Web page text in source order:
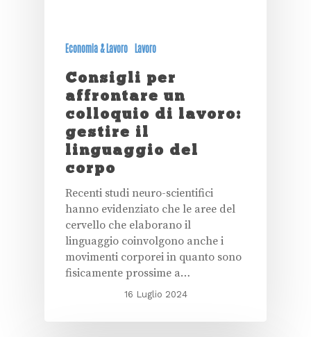
Economia & Lavoro Lavoro
Consigli per
affrontare un
colloquio di lavoro:
gestire il
linguaggio del
corpo
Recenti studi neuro-scientifici
hanno evidenziato che le aree del
cervello che elaborano il
linguaggio coinvolgono anche i
movimenti corporei in quanto sono
fisicamente prossime a…
16 Luglio 2024